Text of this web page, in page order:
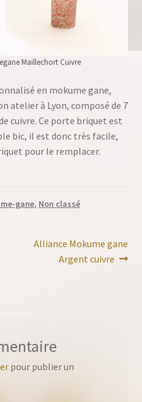
Maillechort Cuivre
en mokume gane,
atelier à Lyon, composé de 7
cuivre. Ce porte briquet est
bic, il est donc très facile,
pour le remplacer.
gane, Non classé
Article
suivant :
Alliance Mokume gane
Argent cuivre
pour publier un